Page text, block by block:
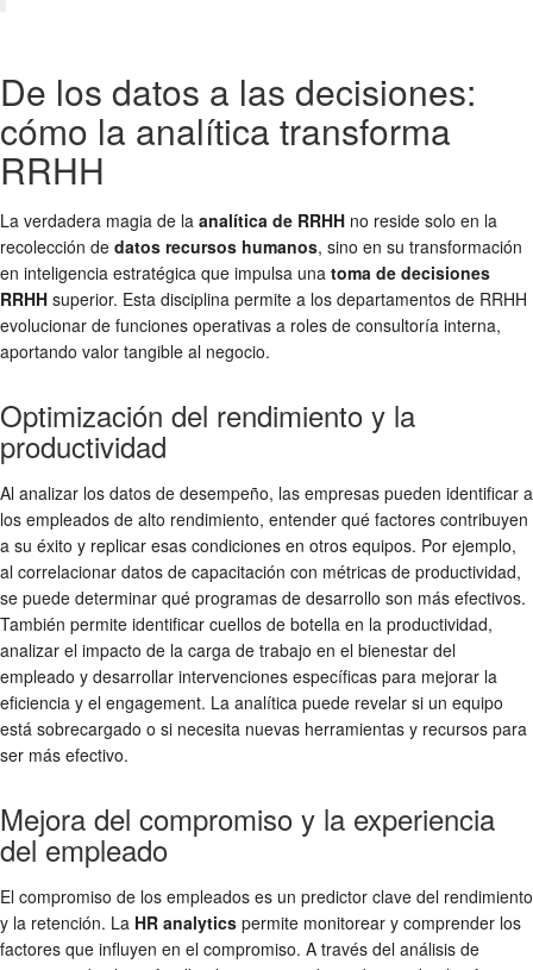
De los datos a las decisiones:
cómo la analítica transforma
RRHH
La verdadera magia de la analítica de RRHH no reside solo en la
recolección de datos recursos humanos, sino en su transformación
en inteligencia estratégica que impulsa una toma de decisiones
RRHH superior. Esta disciplina permite a los departamentos de RRHH
evolucionar de funciones operativas a roles de consultoría interna,
aportando valor tangible al negocio.
Optimización del rendimiento y la
productividad
Al analizar los datos de desempeño, las empresas pueden identificar a
los empleados de alto rendimiento, entender qué factores contribuyen
a su éxito y replicar esas condiciones en otros equipos. Por ejemplo,
al correlacionar datos de capacitación con métricas de productividad,
se puede determinar qué programas de desarrollo son más efectivos.
También permite identificar cuellos de botella en la productividad,
analizar el impacto de la carga de trabajo en el bienestar del
empleado y desarrollar intervenciones específicas para mejorar la
eficiencia y el engagement. La analítica puede revelar si un equipo
está sobrecargado o si necesita nuevas herramientas y recursos para
ser más efectivo.
Mejora del compromiso y la experiencia
del empleado
El compromiso de los empleados es un predictor clave del rendimiento
y la retención. La HR analytics permite monitorear y comprender los
factores que influyen en el compromiso. A través del análisis de